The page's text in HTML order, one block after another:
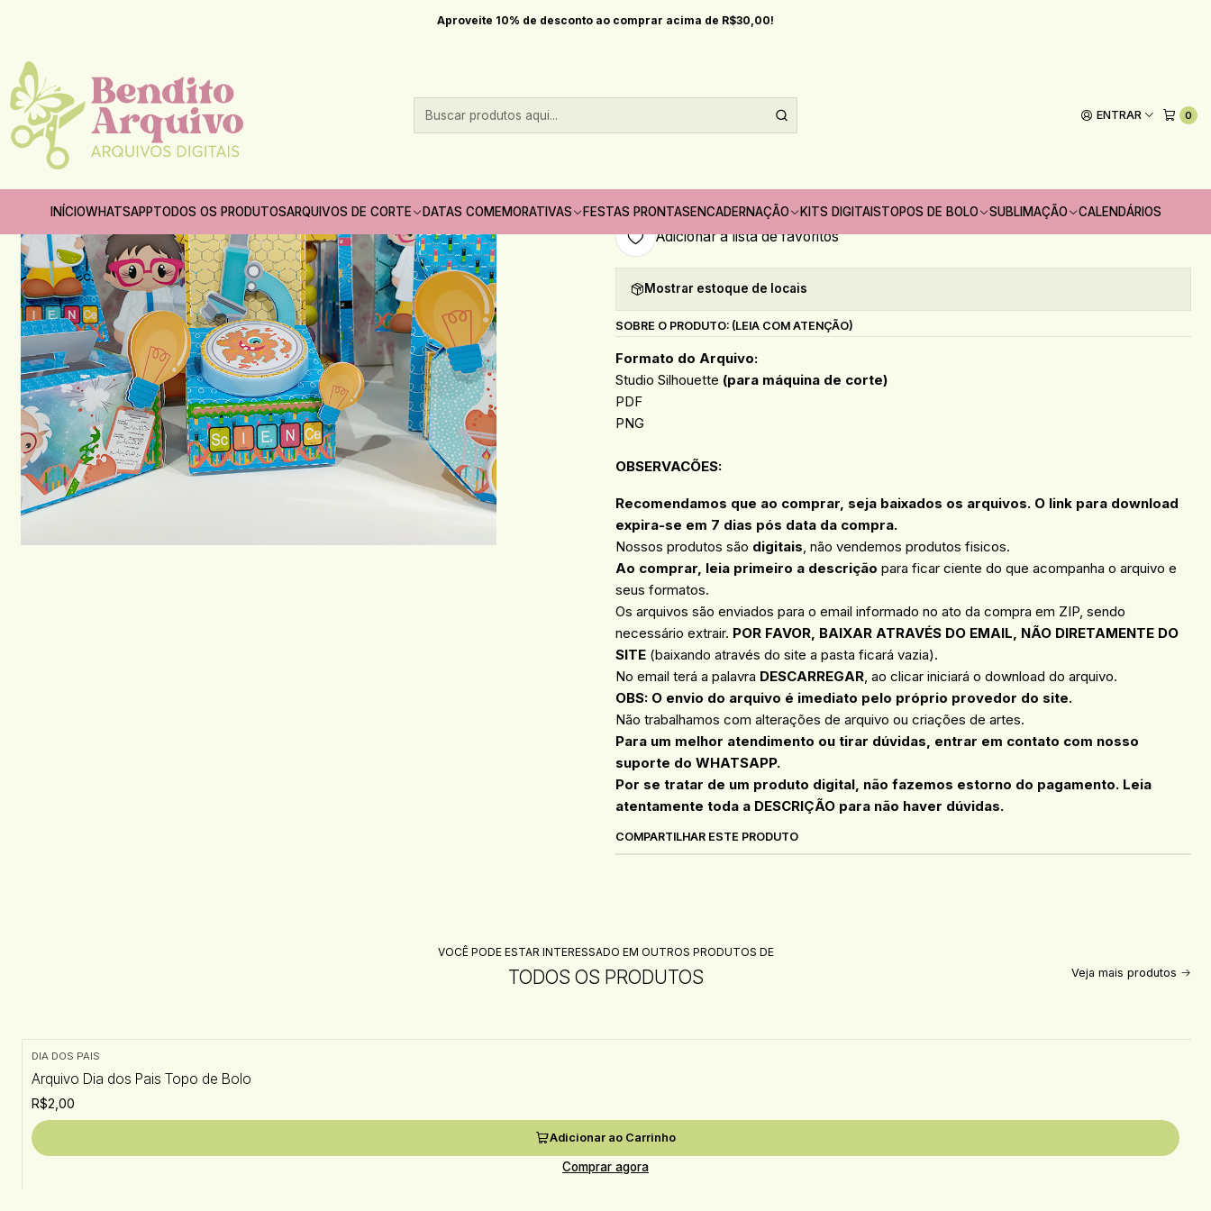
ENTRAR 0
INÍCIOWHATSAPPTODOS OS PRODUTOSARQUIVOS DE CORTE DATAS COMEMORATIVAS FESTAS PRONTASENCADERNAÇÃO KITS DIGITAISTOPOS DE BOLO SUBLIMAÇÃO CALENDÁRIOS
Aproveite 10% de desconto ao comprar acima de R$30,00!
Início Arquivos de corte Arquivo de Corte Cientista
Arquivo de Corte Cientista
Adicionar à lista de favoritos
Mostrar estoque de locais
SOBRE O PRODUTO: (LEIA COM ATENÇÃO)
Formato do Arquivo:
Studio Silhouette (para máquina de corte)
PDF
PNG
OBSERVACÕES:
Recomendamos que ao comprar, seja baixados os arquivos. O link para download
expira-se em 7 dias pós data da compra.
Nossos produtos são digitais , não vendemos produtos fisicos.
Ao comprar, leia primeiro a descrição para ficar ciente do que acompanha o arquivo e
seus formatos.
Os arquivos são enviados para o email informado no ato da compra em ZIP, sendo
necessário extrair. POR FAVOR, BAIXAR ATRAVÉS DO EMAIL, NÃO DIRETAMENTE DO
SITE (baixando através do site a pasta ficará vazia).
No email terá a palavra DESCARREGAR , ao clicar iniciará o download do arquivo.
OBS: O envio do arquivo é imediato pelo próprio provedor do site.
Não trabalhamos com alterações de arquivo ou criações de artes.
Para um melhor atendimento ou tirar dúvidas, entrar em contato com nosso
suporte do WHATSAPP.
Por se tratar de um produto digital, não fazemos estorno do pagamento. Leia
atentamente toda a DESCRIÇÃO para não haver dúvidas.
COMPARTILHAR ESTE PRODUTO
VOCÊ PODE ESTAR INTERESSADO EM OUTROS PRODUTOS DE
TODOS OS PRODUTOS Veja mais produtos
DIA DOS PAIS
Arquivo Dia dos Pais Topo de Bolo
R$2,00
Adicionar ao Carrinho
Comprar agora